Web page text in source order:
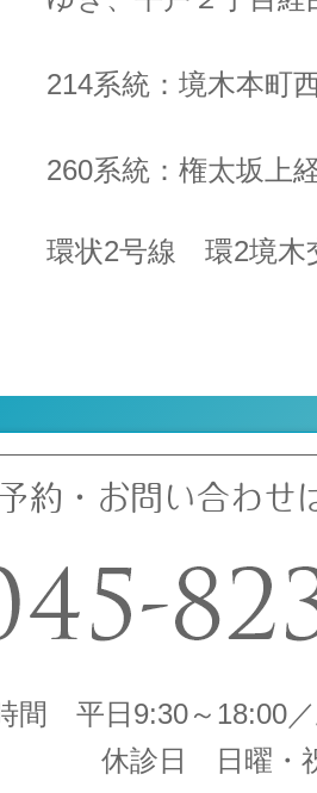
214系統：境木本町
260系統：権太坂上
環状2号線 環2境木
約・お問い合わせ
間 平日9:30～18:00
休診日 日曜・